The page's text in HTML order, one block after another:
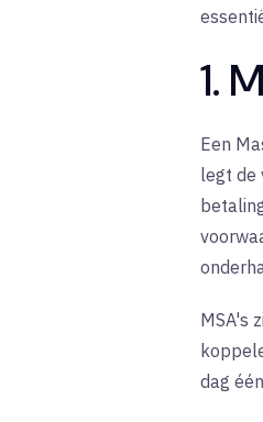
1.
Een
legt de
MSA's
dag